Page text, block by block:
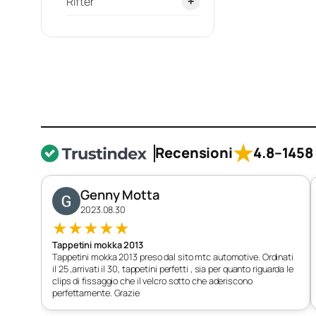
Recensioni★4.8–
Genny Motta
2023.08.30
★★★★★
Tappetini mokka 2013
Tappetini mokka 2013 preso dal sito mtc automotive. Ordinati
il 25 ,arrivati il 30, tappetini perfetti , sia per quanto riguarda le
clips di fissaggio che il velcro sotto che aderiscono
perfettamente. Grazie